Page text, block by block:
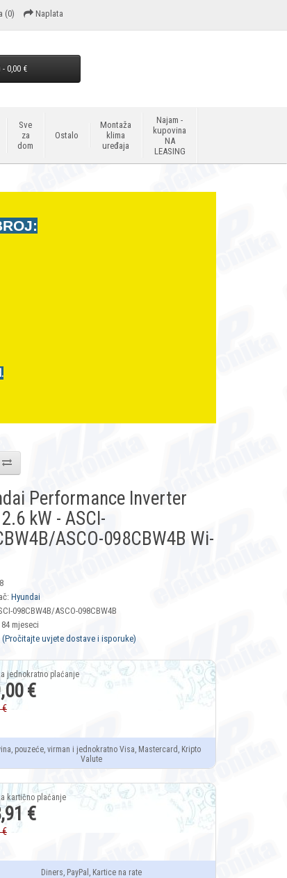
(0) Naplata
0,00 €
Sve
za
dom
Ostalo
Montaža
klima
uređaja
Najam -
kupovina
NA
LEASING
Performance Inverter
kW - ASCI-
ASCO-098CBW4B Wi-
Hyundai
098CBW4B/ASCO-098CBW4B
mjeseci
(Pročitajte uvjete dostave i isporuke)
€
€
pouzeće, virman i jednokratno Visa, Mastercard, Kripto
Valute
€
€
Diners, PayPal, Kartice na rate